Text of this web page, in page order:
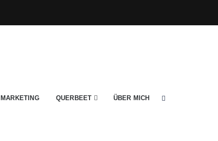
MARKETING QUERBEET ÜBER MICH